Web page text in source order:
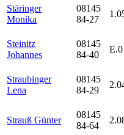
Stäringer
Monika
08145
84-27
Steinitz
Johannes
08145
84-40
Straubinger
Lena
08145
84-29
Strauß Günter
08145
84-64